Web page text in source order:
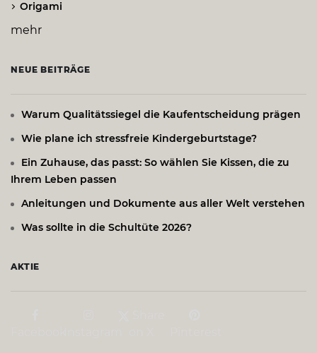
Origami
mehr
NEUE BEITRÄGE
Warum Qualitätssiegel die Kaufentscheidung prägen
Wie plane ich stressfreie Kindergeburtstage?
Ein Zuhause, das passt: So wählen Sie Kissen, die zu
Ihrem Leben passen
Anleitungen und Dokumente aus aller Welt verstehen
Was sollte in die Schultüte 2026?
AKTIE